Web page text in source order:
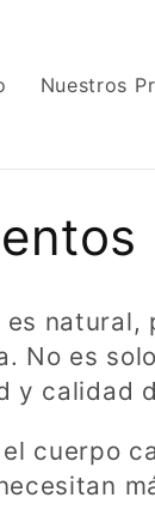
Nuestros
No es
y calidad
cuerpo